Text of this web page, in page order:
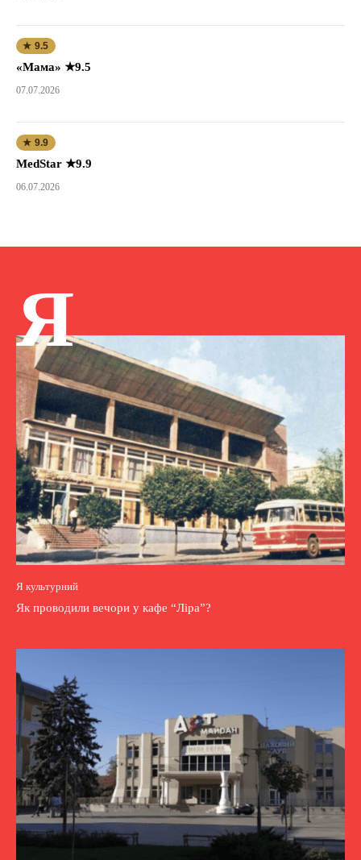
★ 9.5
«Мама» ★9.5
07.07.2026
★ 9.9
MedStar ★9.9
06.07.2026
Я
Я культурний
Як проводили вечори у кафе “Ліра”?